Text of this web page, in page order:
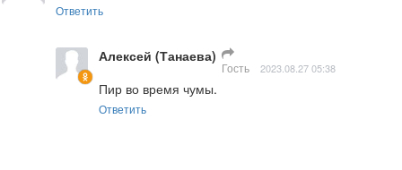
Ответить
Алексей (Танаева)
Гость 2023.08.27 05:38
Пир во время чумы.
Ответить